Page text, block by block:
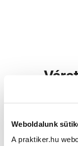
Weboldalunk
A praktiker.hu